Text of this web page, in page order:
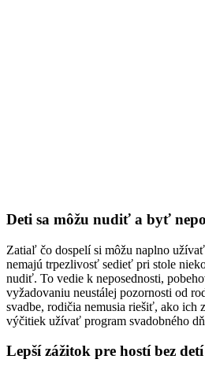
Deti sa môžu nudiť a byť
Zatiaľ čo dospelí si môžu naplno
nemajú trpezlivosť sedieť pri stole
nudiť. To vedie k neposednosti,
vyžadovaniu neustálej pozornosti od
svadbe, rodičia nemusia riešiť, ako ich
výčitiek užívať program svadobného
Lepší zážitok pre hostí bez detí